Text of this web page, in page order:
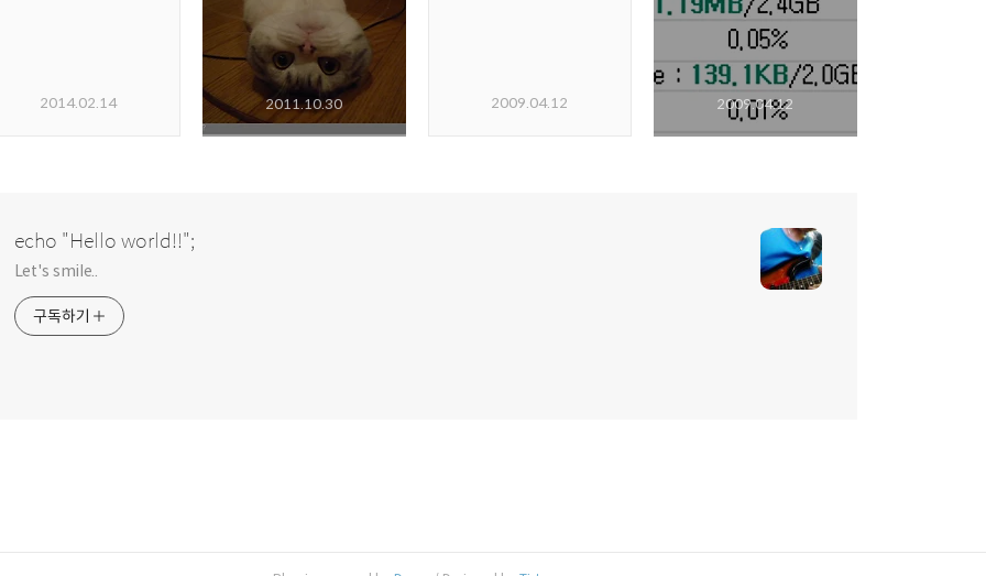
2014.02.14 2011.10.30 2009.04.12 2009.04.12
echo "Hello world!!";
Let's smile..
구독하기